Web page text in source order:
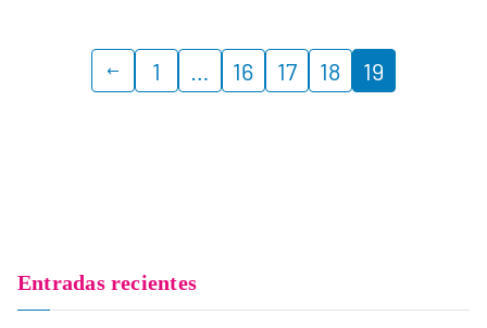
1 … 16 17 18 19
Entradas recientes